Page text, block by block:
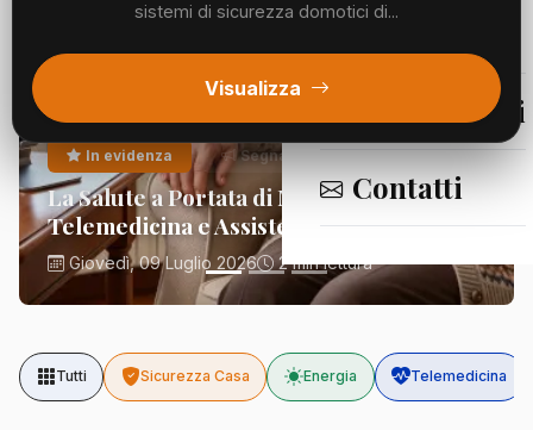
Segnalazioni
Contatti
sistemi di sicurezza domotici di...
Visualizza
In evidenza Segnalazioni
La Salute a Portata di Mano:
Telemedicina e Assistenza Domiciliare
Giovedì, 09 Luglio 2026 2 min lettura
Tutti Sicurezza Casa Energia Telemedicina